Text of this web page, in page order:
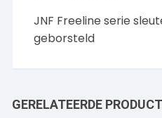
JNF Freeline serie
geborsteld
GERELATEERDE